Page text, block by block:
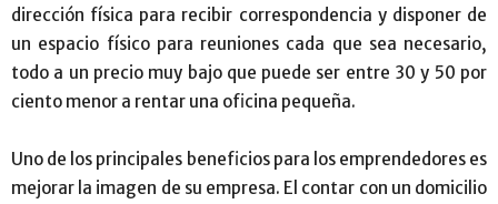
dirección física para recibir correspondencia y disponer de
un espacio físico para reuniones cada que sea necesario,
todo a un precio muy bajo que puede ser entre 30 y 50 por
ciento menor a rentar una oficina pequeña.
Uno de los principales beneficios para los emprendedores es
mejorar la imagen de su empresa. El contar con un domicilio